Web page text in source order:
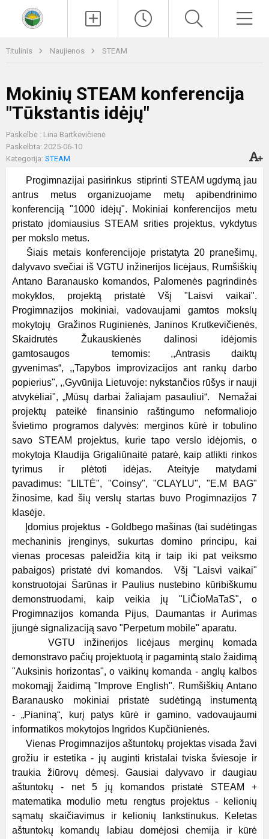
Titulinis Naujienos STEAM
Mokinių STEAM konferencija
"Tūkstantis idėjų"
Paskelbė : Lina Bartkevičienė
Paskelbta: 2025-06-10
Kategorija: STEAM
Progimnazijai pasirinkus stiprinti STEAM ugdymą jau
antrus metus organizuojame metų apibendrinimo
konferenciją "1000 idėjų". Mokiniai konferencijos metu
pristato įdomiausius STEAM srities projektus, vykdytus
per mokslo metus.
Šiais metais konferencijoje pristatyta 20 pranešimų,
dalyvavo svečiai iš VGTU inžinerijos licėjaus, Rumšiškių
Antano Baranausko komandos, Palomenės pagrindinės
mokyklos, projektą pristatė Všį "Laisvi vaikai".
Progimnazijos mokiniai, vadovaujami gamtos mokslų
mokytojų Gražinos Ruginienės, Janinos Krutkevičienės,
Skaidrutės Žukauskienės dalinosi idėjomis
gamtosaugos temomis: ,,Antrasis daiktų
gyvenimas“, ,,Tapybos improvizacijos ant rankų darbo
popierius", ,,Gyvūnija Lietuvoje: nykstančios rūšys ir nauji
atvykėliai", „Mūsų darbai žaliajam pasauliui“. Nemažai
projektų pateikė finansinio raštingumo neformaliojo
švietimo programos dalyvės: merginos kūrė ir tobulino
savo STEAM projektus, kurie tapo verslo idėjomis, o
mokytoja Klaudija Grigaliūnaitė patarė, kaip atlikti rinkos
tyrimus ir plėtoti idėjas. Ateityje matydami
pavadimus: "LILTĖ", "Coinsy", "CLAYLU", "E.M BAG"
žinosime, kad šių verslų startas buvo Progimnazijos 7
klasėje.
Įdomius projektus - Goldbego mašinas (tai sudėtingas
mechaninis įrenginys, sukurtas domino principu, kai
vienas procesas paleidžia kitą ir taip iki pat veiksmo
pabaigos) pristatė dvi komandos. Všį "Laisvi vaikai"
konstruotojai Šarūnas ir Paulius nustebino kūribiškumu
demonstruodami, kaip veikia jų "LiČioMaTaS", o
Progimnazijos komanda Pijus, Daumantas ir Aurimas
įjungė signalizaciją savo "Perpetum mobile" aparatu.
VGTU inžinerijos licėjaus merginų komada
demonstravo pačių projektuotą ir pagamintą stalo žaidimą
"Auksinis horizontas", o vaikinų komanda - anglų kalbos
mokomąjį žaidimą "Improve English". Rumšiškių Antano
Baranausko mokiniai pristatė sudėtingą instumentą
- „Pianiną“, kurį patys kūrė ir gamino, vadovaujaumi
informatikos mokytojos Ingridos Kupčiūnienės.
Vienas Progimnazijos aštuntokų projektas visada žavi
grožiu ir estetika - jų auginti kristalai tviska šviesoje ir
traukia žiūrovų dėmesį. Gausiai dalyvavo ir daugiau
aštuntokų - net 5 jų komandos pristatė STEAM +
matematika modulio metu rengtus projektus - kelionių
sąmatų skaičiavimus ir kelionių lankstinukus. Keletas
aštuntokų komandų labiau domėjosi chemija ir kūrė